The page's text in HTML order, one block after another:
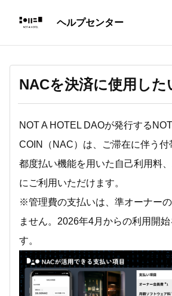
NACを決済に使用した
NOT A HOTEL DAOが発行する
COIN（NAC）は、ご滞在に伴う付
都度払い機能を用いた自己利用料
にご利用いただけます。
※管理費の支払いは、準オーナー
ません。2026年4月からの利用開
す。